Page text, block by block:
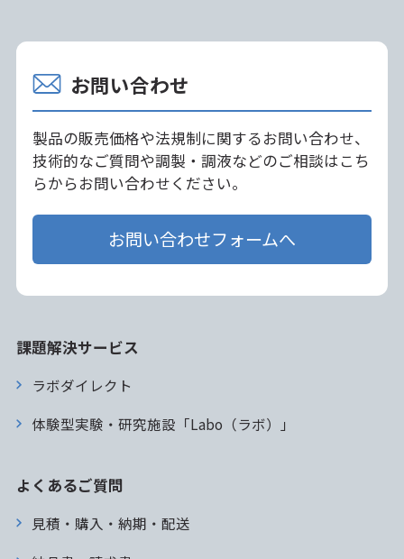
お問い合わせ
製品の販売価格や法規制に関するお問い合わせ、
技術的なご質問や調製・調液などのご相談はこち
らからお問い合わせください。
お問い合わせフォームへ
課題解決サービス
ラボダイレクト
体験型実験・研究施設「Labo（ラボ）」
よくあるご質問
見積・購入・納期・配送